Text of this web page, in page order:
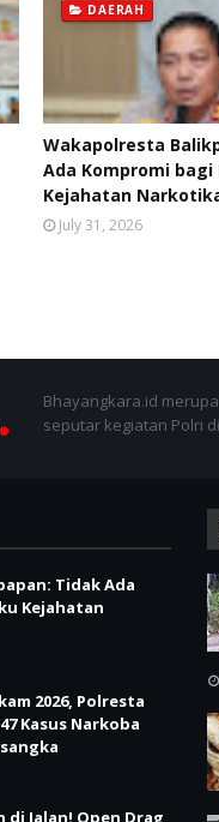
DAERAH
Wakapolresta
Ada Kompromi bagi
Kejahatan
July 31, 2026
Bhayangkara.id
seputar kegiatan Polri
Tidak Ada
Kejahatan
2026, Polresta
Kasus Narkoba
di Jalan! Open Drag